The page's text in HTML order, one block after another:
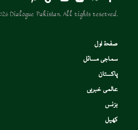
Dialogue Pakistan. All rights reserved.
صفحۂ اول
سماجی مسائل
پاکستان
عالمی خبریں
بزنس
کھیل